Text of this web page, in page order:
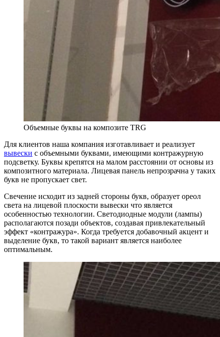
Объемные буквы на композите TRG
Для клиентов наша компания изготавливает и реализует
вывески с объемными буквами, имеющими контражурную
подсветку. Буквы крепятся на малом расстоянии от основы из
композитного материала. Лицевая панель непрозрачна у таких
букв не пропускает свет.
Свечение исходит из задней стороны букв, образует ореол
света на лицевой плоскости вывески что является
особенностью технологии. Светодиодные модули (лампы)
располагаются позади объектов, создавая привлекательный
эффект «контражура». Когда требуется добавочный акцент и
выделение букв, то такой вариант является наиболее
оптимальным.